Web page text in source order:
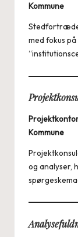
Kommune
med fokus
Kommune
og analyser,